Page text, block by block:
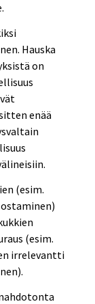
Hauska
on
enää
(esim.
(esim.
irrelevantti